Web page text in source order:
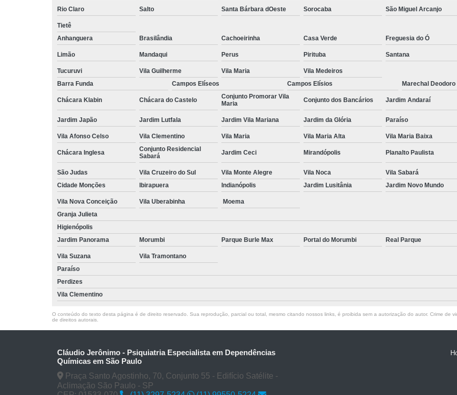
Tratamento para Insônia em
Tratamento para Insônia São
Tratamento
Tratamento Alternativo para
Tratamento de
Tratamento para
Tratamento para Pessoa
Tratamento para
Tratamento para
Tratamento para Transtorno de
Tratamento para
Tratamento para Transtornos
Tratamento
Tratamento para
Tratamento
Rio Claro Salto Santa Bárbara dOeste Sorocaba São Miguel Arcanjo
Tietê
Anhanguera
Brasilândia Cachoeirinha Casa Verde Freguesia do Ó
Limão Mandaqui Perus Pirituba Santana
Tucuruvi Vila Guilherme Vila Maria
Vila Medeiros
Barra Funda
Campos Elíseos Campos Elísios Marechal Deodoro
Chácara Klabin Chácara do Castelo
Conjunto Promorar Vila
Maria
Conjunto dos Bancários Jardim Andaraí
Jardim Japão Jardim Lutfala Jardim Vila Mariana Jardim da Glória Paraíso
Vila Afonso Celso Vila Clementino Vila Maria Vila Maria Alta Vila Maria Baixa
Chácara Inglesa
Conjunto Residencial
Sabará
Jardim Ceci Mirandópolis Planalto Paulista
São Judas Vila Cruzeiro do Sul Vila Monte Alegre Vila Noca
Vila Sabará
Cidade Monções
Ibirapuera Indianópolis Jardim Lusitânia Jardim Novo Mundo
Vila Nova Conceição Vila Uberabinha
Moema
Granja Julieta
Higienópolis
Jardim Panorama
Morumbi Parque Burle Max Portal do Morumbi Real Parque
Vila Suzana
Vila Tramontano
Paraíso
Perdizes
Vila Clementino
O conteúdo do texto desta página é de direito reservado. Sua reprodução, parcial ou total, mesmo citando nossos links, é proibida sem a autorização do autor. Crime de
de direitos autorais
Cláudio Jerônimo - Psiquiatria Especialista em Dependências
Químicas em São Paulo
Praça Santo Agostinho, 70, Conjunto 55 - Edifício Satélite -
Aclimação São Paulo - SP